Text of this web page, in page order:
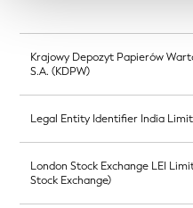
Krajowy Depozyt Papierów
S.A. (KDPW)
Legal Entity Identifier India
London Stock Exchange LEI
Stock Exchange)